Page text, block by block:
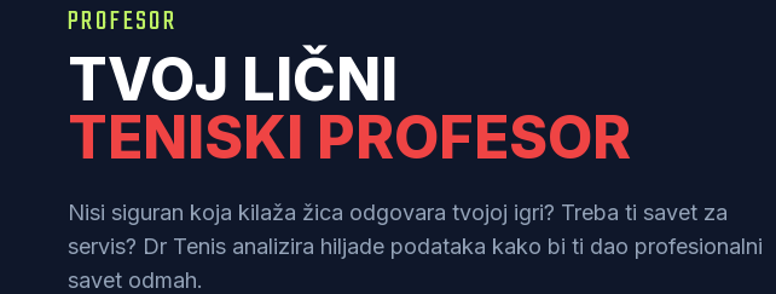
PROFESOR
TVOJ LIČNI
TENISKI PROFESOR
Nisi siguran koja kilaža žica odgovara tvojoj igri? Treba ti savet za
servis? Dr Tenis analizira hiljade podataka kako bi ti dao profesionalni
savet odmah.